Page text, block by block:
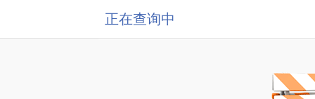
正在查询中